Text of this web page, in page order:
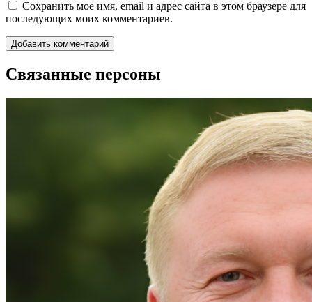
Сохранить моё имя, email и адрес сайта в этом браузере для
последующих моих комментариев.
Связанные персоны